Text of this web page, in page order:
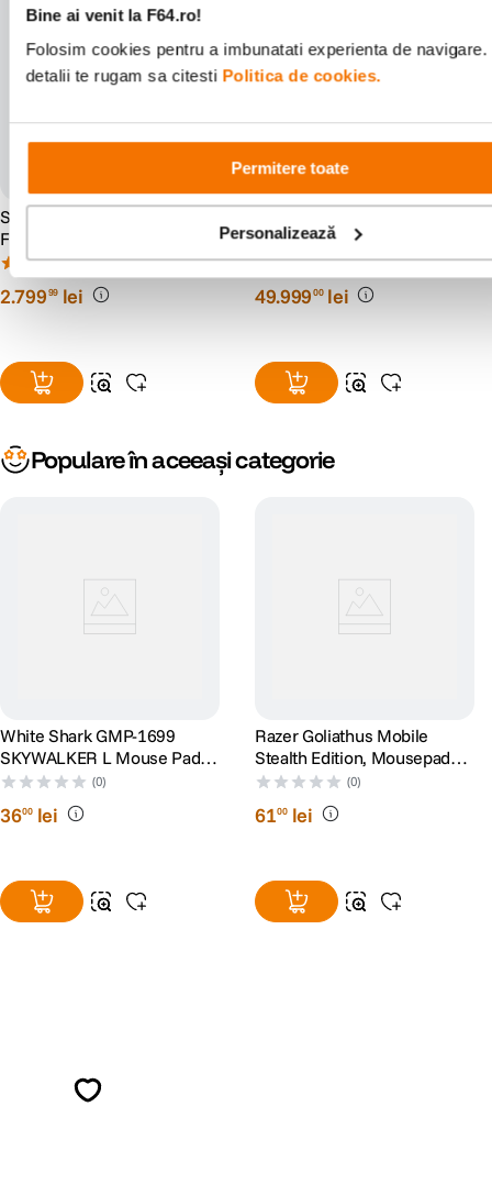
Bine ai venit la F64.ro!
Folosim cookies pentru a imbunatati experienta de navigare.
detalii te rugam sa citesti Politica de cookies.
Permitere toate
Personalizează
Porturi:
1 x HDMI
Digital Out (Optical)
Caracteristici generale
Accesorii:
Controller Wireless (DUALSHOCK 4)
Cablu alimentare
Cablu HDMI
Greutate:
3.3 kg
295 x 55 x 327
Garantie:
24 luni
Sony 11mm F1.8 Obiectiv
Foto Mirrorless APS-C
Montura E
(3)
2.79999 lei
Line Camera PTZ Full-Frame
- RS125067551-1
(0)
49.99900 lei
Populare în aceeași categorie
White Shark GMP-1699
SKYWALKER L Mouse Pad
400 x 300mm
(0)
3600 lei
Razer Goliathus Mobile
Stealth Edition, Mousepad
gaming
(0)
6100 lei